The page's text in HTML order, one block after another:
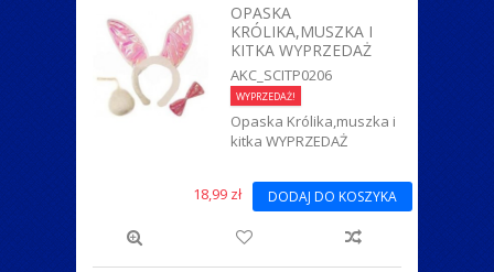
OPASKA
KRÓLIKA,MUSZKA I
KITKA WYPRZEDAŻ
AKC_SCITP0206
WYPRZEDAŻ!
Opaska Królika,muszka i
kitka WYPRZEDAŻ
18,99 zł DODAJ DO KOSZYKA